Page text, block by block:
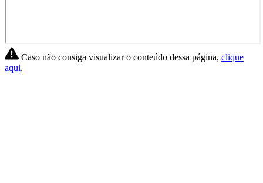
Caso não consiga visualizar o conteúdo dessa página, clique
aqui.